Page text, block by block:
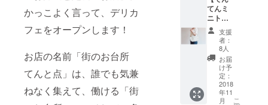
かっこよく言って、デリカ
フェをオープンします！
お店の名前「街のお台所
てんと点」は、誰でも気兼
ねなく集えて、働ける「街
てんミ
ニトー
トコー
ス】 ①
キャン
バス地
のミニ
トート
バッグ
②てん
支援
者：
8人
お届
け予
定：
2018
年11
月
こ